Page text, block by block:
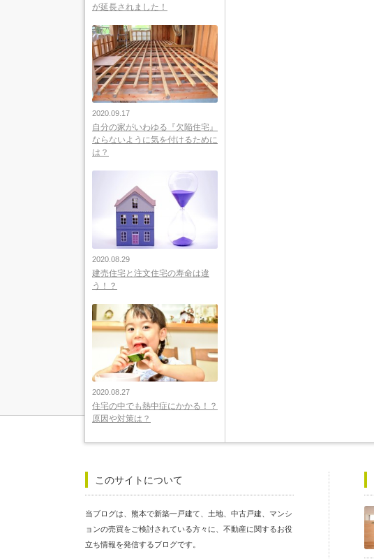
が延長されました！
2020.09.17
自分の家がいわゆる『欠陥住宅』
ならないように気を付けるために
は？
2020.08.29
建売住宅と注文住宅の寿命は違
う！？
2020.08.27
住宅の中でも熱中症にかかる！？
原因や対策は？
このサイトについて
当ブログは、熊本で新築一戸建て、土地、中古戸建、マンシ
ョンの売買をご検討されている方々に、不動産に関するお役
立ち情報を発信するブログです。